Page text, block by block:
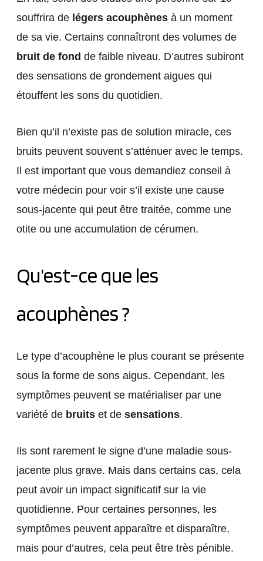
souffrira de légers acouphènesà un moment
de sa vie. Certains connaîtront des volumes de
bruit de fond de faible niveau. D’autres subiront
des sensations de grondement aigues qui
étouffent les sons du quotidien.
Bien qu’il n’existe pas de solution miracle, ces
bruits peuvent souvent s’atténuer avec le temps.
Il est important que vous demandiez conseil à
votre médecin pour voir s’il existe une cause
sous-jacente qui peut être traitée, comme une
otite ou une accumulation de cérumen.
Qu’est-ce que les
acouphènes ?
Le type d’acouphène le plus courant se présente
sous la forme de sons aigus. Cependant, les
symptômes peuvent se matérialiser par une
variété de bruitset de sensations.
Ils sont rarement le signe d’une maladie sous-
jacente plus grave. Mais dans certains cas, cela
peut avoir un impact significatif sur la vie
quotidienne. Pour certaines personnes, les
symptômes peuvent apparaître et disparaître,
mais pour d’autres, cela peut être très pénible.